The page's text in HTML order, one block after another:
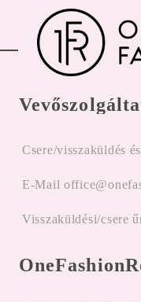
Csere/visszaküldés
E-Mail
Visszaküldési/csere